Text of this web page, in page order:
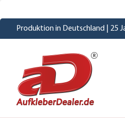
Produktion in Deutschland | 25